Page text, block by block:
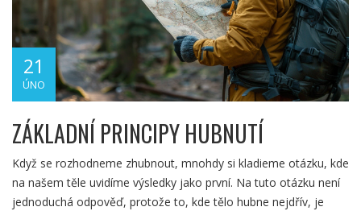
21
ÚNO
ZÁKLADNÍ PRINCIPY HUBNUTÍ
Když se rozhodneme zhubnout, mnohdy si kladieme otázku, kde
na našem těle uvidíme výsledky jako první. Na tuto otázku není
jednoduchá odpověď, protože to, kde tělo hubne nejdřív, je